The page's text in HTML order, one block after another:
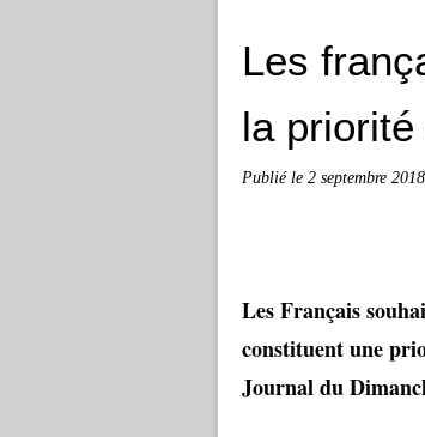
Les
la
Publié le 2 septembre 2018
Les Français
constituent une
Journal du